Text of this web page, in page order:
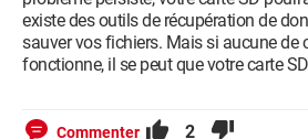
existe des outils de récupération de
sauver vos fichiers. Mais si aucune de
fonctionne, il se peut que votre carte
Commenter 2